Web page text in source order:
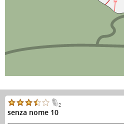
6a
2
senza nome 10